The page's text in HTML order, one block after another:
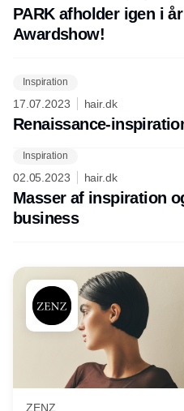
den udvikling, der hele
for både forretningsdrift
kundeoplevelsen, øges
indtjeningen.
PARK afholder igen i
Awardshow!
Inspiration
17.07.2023 hair.dk
Renaissance-
Inspiration
02.05.2023 hair.dk
Masser af inspiration
business
ZENZ